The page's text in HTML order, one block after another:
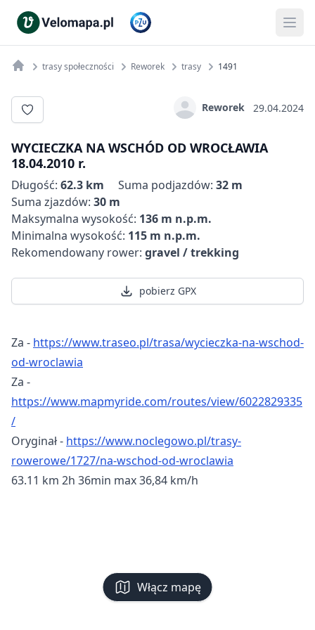
Włącz mapę
trasy społeczności Reworek trasy 1491
Reworek 29.04.2024
WYCIECZKA NA WSCHÓD OD WROCŁAWIA
18.04.2010 r.
Długość: 62.3 km Suma podjazdów: 32 m
Suma zjazdów: 30 m
Maksymalna wysokość: 136 m n.p.m.
Minimalna wysokość: 115 m n.p.m.
Rekomendowany rower: gravel / trekking
pobierz GPX
Za - https://www.traseo.pl/trasa/wycieczka-na-wschod-
od-wroclawia
Za -
https://www.mapmyride.com/routes/view/6022829335
/
Oryginał - https://www.noclegowo.pl/trasy-
rowerowe/1727/na-wschod-od-wroclawia
63.11 km 2h 36min max 36,84 km/h